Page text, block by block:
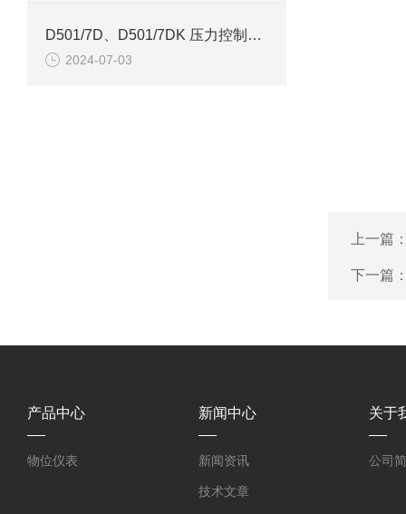
D501/7D、D501/7DK 压力控制器技术参数
2024-07-03
上一篇
下一篇
产品中心
物位仪表
新闻中心
新闻资讯
技术文章
关于
公司